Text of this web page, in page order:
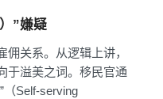
”嫌疑
关系。从逻辑上讲，
于溢美之词。移民官通
（Self-serving